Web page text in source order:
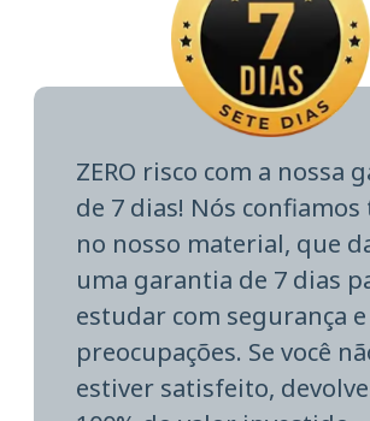
ZERO risco com a nossa
de 7 dias! Nós
no nosso material, que
uma garantia de 7 dias
estudar com segurança
preocupações. Se você
estiver satisfeito,